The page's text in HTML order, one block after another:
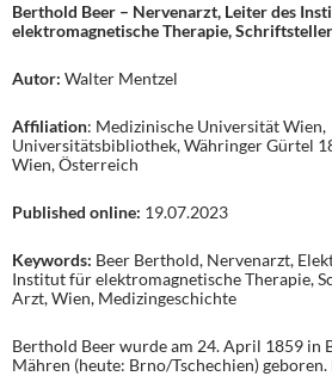
Berthold Beer – Nervenarzt, Leiter des
elektromagnetische Therapie, Schriftsteller
Autor: Walter Mentzel
Affiliation: Medizinische Universität Wien,
Universitätsbibliothek, Währinger Gürtel
Wien, Österreich
Published online: 19.07.2023
Keywords: Beer Berthold, Nervenarzt,
Institut für elektromagnetische Therapie,
Arzt, Wien, Medizingeschichte
Berthold Beer wurde am 24. April 1859 in
Mähren (heute: Brno/Tschechien) geboren.